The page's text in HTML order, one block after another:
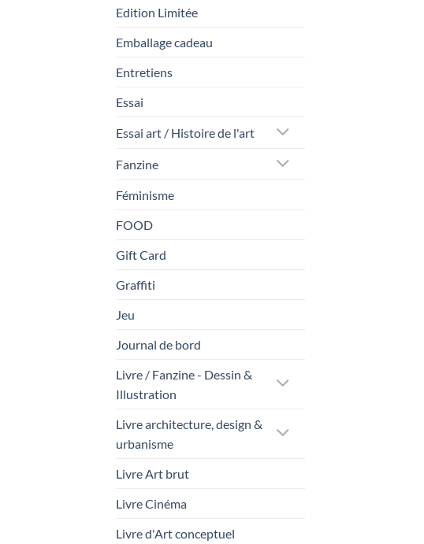
Edition Limitée
Emballage cadeau
Entretiens
Essai
Essai art / Histoire de l'art
Fanzine
Féminisme
FOOD
Gift Card
Graffiti
Jeu
Journal de bord
Livre / Fanzine - Dessin &
Illustration
Livre architecture, design &
urbanisme
Livre Art brut
Livre Cinéma
Livre d'Art conceptuel